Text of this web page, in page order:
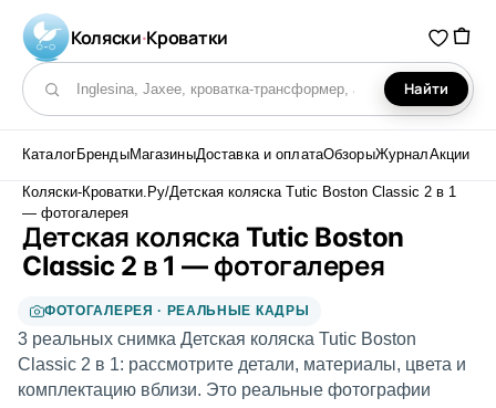
Коляски·Кроватки
Поиск по каталогу
Найти
КаталогБрендыМагазиныДоставка и оплатаОбзорыЖурналАкции
Коляски-Кроватки.Ру/Детская коляска Tutic Boston Classic 2 в 1
— фотогалерея
Детская коляска Tutic Boston
Classic 2 в 1 — фотогалерея
ФОТОГАЛЕРЕЯ · РЕАЛЬНЫЕ КАДРЫ
3 реальных снимка Детская коляска Tutic Boston
Classic 2 в 1: рассмотрите детали, материалы, цвета и
комплектацию вблизи. Это реальные фотографии